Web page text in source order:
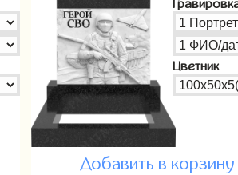
Цветник
Добавить в корзину